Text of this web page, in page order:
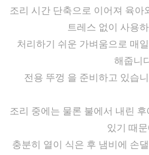
조리 시간 단축으로 이어져 육아
트레스 없이 사용
처리하기 쉬운 가벼움으로 매
해줍니
전용 뚜껑 을 준비하고 있습
조리 중에는 물론 불에서 내린
있기 때
충분히 열이 식은 후 냄비에 손